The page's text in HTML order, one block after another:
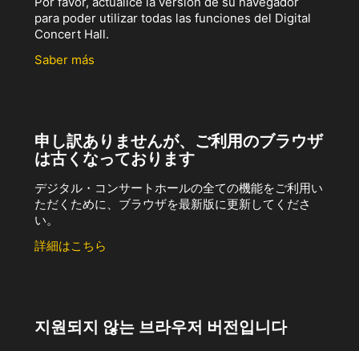
para poder utilizar todas las funciones del Digital
Concert Hall.
Saber más
申し訳ありませんが、ご利用のブラウザ
は古くなっております
デジタル・コンサートホールの全ての機能をご利用い
ただくために、ブラウザを最新版に更新してくださ
い。
詳細はこちら
지원되지 않는 브라우저 버전입니다